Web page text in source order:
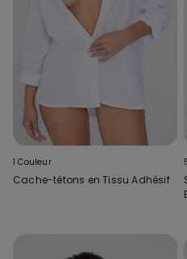
1 Couleur
Cache-tétons en Tissu Adhésif